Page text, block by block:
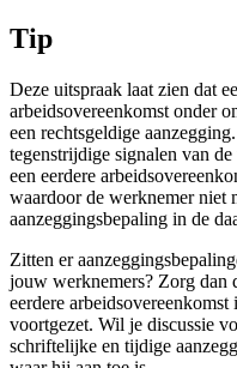
Tip
Deze uitspraak laat zien dat
arbeidsovereenkomst onder
een rechtsgeldige
tegenstrijdige signalen van
een eerdere
waardoor de werknemer niet
aanzeggingsbepaling in de
Zitten er
jouw werknemers? Zorg dan
eerdere
voortgezet. Wil je discussie
schriftelijke en tijdige